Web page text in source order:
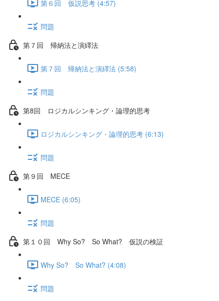
第６回 仮説思考 (4:57)
問題
第７回 帰納法と演繹法
第７回 帰納法と演繹法 (5:58)
問題
第8回 ロジカルシンキング・論理的思考
ロジカルシンキング・論理的思考 (6:13)
問題
第９回 MECE
MECE (6:05)
問題
第１０回 Why So? So What? 仮説の検証
Why So? So What? (4:08)
問題